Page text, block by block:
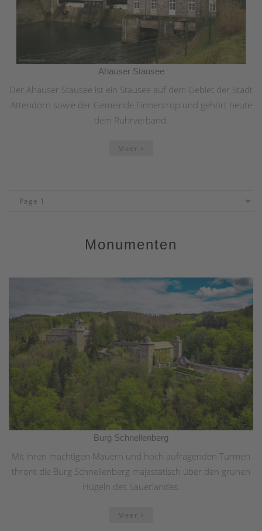
Ahauser Stausee
Der Ahauser Stausee ist ein Stausee auf dem Gebiet der Stadt
Attendorn sowie der Gemeinde Finnentrop und gehört heute
dem Ruhrverband.
Meer
Monumenten
Burg Schnellenberg
Mit ihren mächtigen Mauern und hoch aufragenden Türmen
thront die Burg Schnellenberg majestätisch über den grünen
Hügeln des Sauerlandes.
Meer